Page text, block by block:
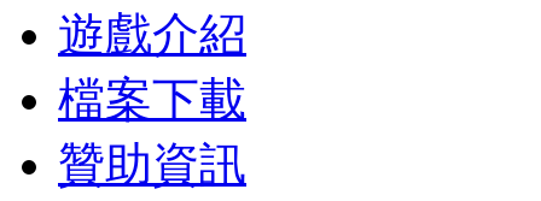
遊戲介紹
檔案下載
贊助資訊